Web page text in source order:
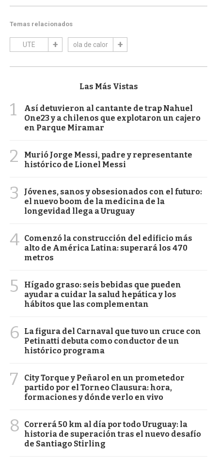
Temas relacionados
UTE ola de calor
Las Más Vistas
1
Así detuvieron al cantante de trap Nahuel
One23 y a chilenos que explotaron un cajero
en Parque Miramar
2
Murió Jorge Messi, padre y representante
histórico de Lionel Messi
3
Jóvenes, sanos y obsesionados con el futuro:
el nuevo boom de la medicina de la
longevidad llega a Uruguay
4 Comenzó la construcción del edificio más
alto de América Latina: superará los 470
metros
5
Hígado graso: seis bebidas que pueden
ayudar a cuidar la salud hepática y los
hábitos que las complementan
6
La figura del Carnaval que tuvo un cruce con
Petinatti debuta como conductor de un
histórico programa
7
City Torque y Peñarol en un prometedor
partido por el Torneo Clausura: hora,
formaciones y dónde verlo en vivo
8
Correrá 50 km al día por todo Uruguay: la
historia de superación tras el nuevo desafío
de Santiago Stirling